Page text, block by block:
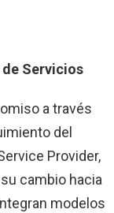
Servicios
a través
del
Provider,
cambio hacia
modelos